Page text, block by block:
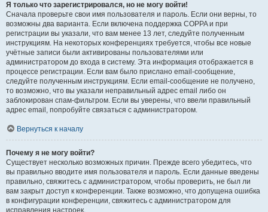
Я только что зарегистрировался, но не могу войти!
Сначала проверьте свои имя пользователя и пароль. Если они верны, то
возможны два варианта. Если включена поддержка COPPA и при
регистрации вы указали, что вам менее 13 лет, следуйте полученным
инструкциям. На некоторых конференциях требуется, чтобы все новые
учётные записи были активированы пользователями или
администратором до входа в систему. Эта информация отображается в
процессе регистрации. Если вам было прислано email-сообщение,
следуйте полученным инструкциям. Если email-сообщение не получено,
то возможно, что вы указали неправильный адрес email либо он
заблокирован спам-фильтром. Если вы уверены, что ввели правильный
адрес email, попробуйте связаться с администратором.
Вернуться к началу
Почему я не могу войти?
Существует несколько возможных причин. Прежде всего убедитесь, что
вы правильно вводите имя пользователя и пароль. Если данные введены
правильно, свяжитесь с администратором, чтобы проверить, не был ли
вам закрыт доступ к конференции. Также возможно, что допущена ошибка
в конфигурации конференции, свяжитесь с администратором для
исправления настроек.